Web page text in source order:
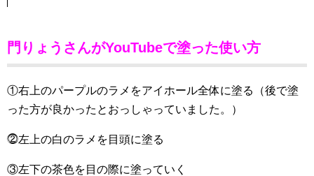
門りょうさんがYouTubeで塗った使い方
①右上のパープルのラメをアイホール全体に塗る（後で塗
った方が良かったとおっしゃっていました。）
⓶左上の白のラメを目頭に塗る
③左下の茶色を目の際に塗っていく